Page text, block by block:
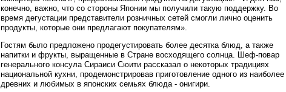
конечно, важно, что со стороны Японии мы получили такую поддержку. Во
время дегустации представители розничных сетей смогли лично оценить
продукты, которые они предлагают покупателям».
Гостям было предложено продегустировать более десятка блюд, а также
напитки и фрукты, выращенные в Стране восходящего солнца. Шеф-повар
генерального консула Сираиси Сюити рассказал о некоторых традициях
национальной кухни, продемонстрировав приготовление одного из наиболее
древних и любимых в японских семьях блюда - онигири.